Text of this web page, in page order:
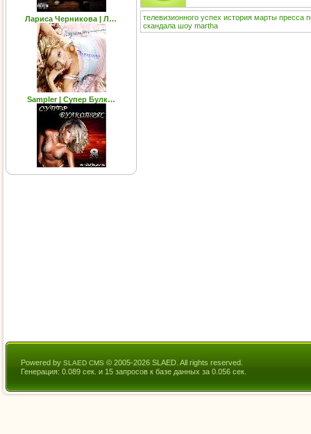
Лариса Черникова | Л…
Sampler | Cупер Булк…
телевизионного успех история марты пресса
скандала шоу martha
Powered by SLAED CMS © 2005-2026 SLAED. All rights reserved.
Генерация: 0.089 сек. и 15 запросов к базе данных за 0.056 сек.